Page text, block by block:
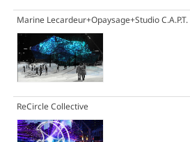
Marine Lecardeur+Opaysage+Studio C.A.P.T.
ReCircle Collective